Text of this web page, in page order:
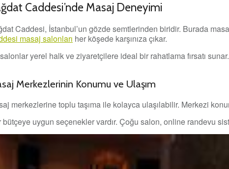
Caddesi’nde Masaj Deneyimi
Caddesi, İstanbul’un gözde semtlerinden biridir. Burada
masaj salonları her köşede karşınıza çıkar.
yerel halk ve ziyaretçilere ideal bir rahatlama fırsatı sunar.
Merkezlerinin Konumu ve Ulaşım
merkezlerine toplu taşıma ile kolayca ulaşılabilir. Merkezi
bütçeye uygun seçenekler vardır. Çoğu salon, online randevu